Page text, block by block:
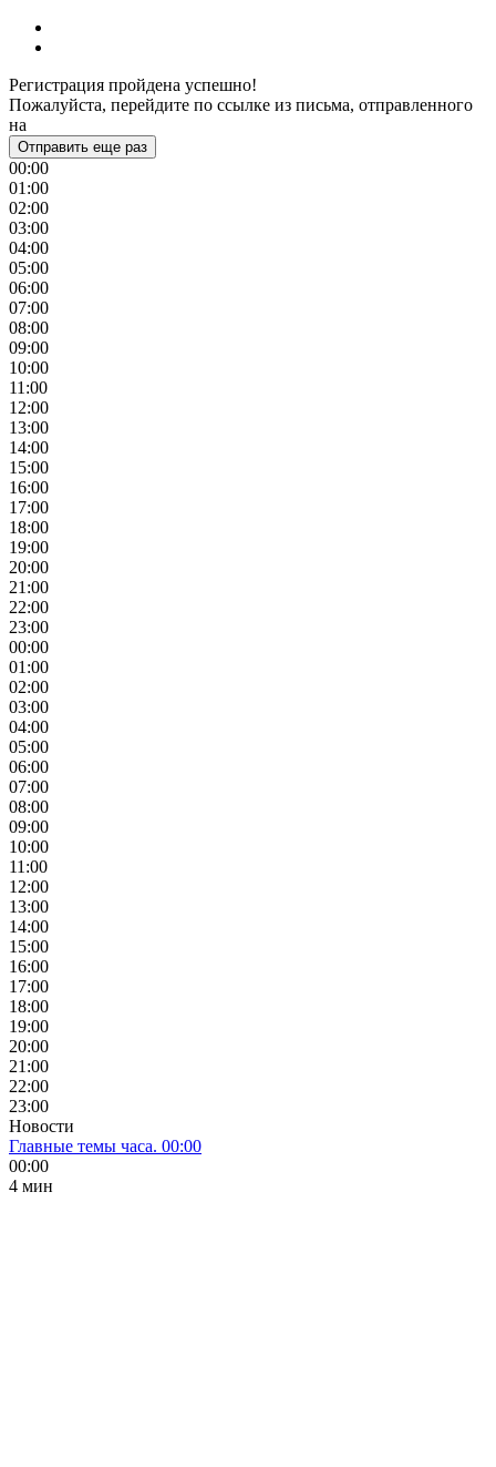
Регистрация пройдена успешно!
Пожалуйста, перейдите по ссылке из письма, отправленного
на
Отправить еще раз
00:00
01:00
02:00
03:00
04:00
05:00
06:00
07:00
08:00
09:00
10:00
11:00
12:00
13:00
14:00
15:00
16:00
17:00
18:00
19:00
20:00
21:00
22:00
23:00
00:00
01:00
02:00
03:00
04:00
05:00
06:00
07:00
08:00
09:00
10:00
11:00
12:00
13:00
14:00
15:00
16:00
17:00
18:00
19:00
20:00
21:00
22:00
23:00
Новости
Главные темы часа. 00:00
00:00
4 мин